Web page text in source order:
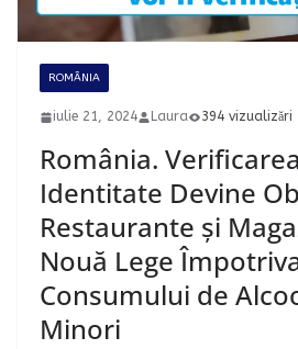
ROMÂNIA
iulie 21, 2024 Laura 394 vizualizări
România.
Identitate Devine
Restaurante și
Nouă Lege
Consumului de
Minori